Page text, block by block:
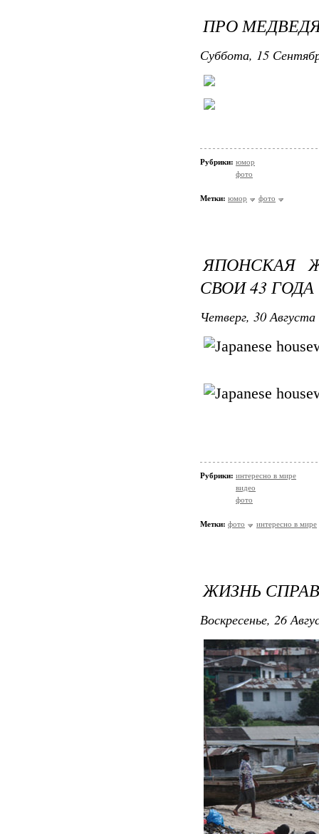
ПРО
Суббота, 15
Рубрики: юмор
фото
Метки: юмор фото
ЯПОНСКАЯ
СВОИ 43 ГОДА
Четверг, 30
Рубрики: интересно в мире
видео
фото
Метки: фото интересно в мире
ЖИЗНЬ
Воскресенье, 26